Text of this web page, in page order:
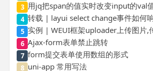
3 用jq把span的值实时改变input的val
4 转载 | layui select change事件如何
5 实例 | WEUI框架uploader上传图片,
6 Ajax-form表单禁止跳转
7 form提交表单使用数组的形式
8 uni-app 常用写法